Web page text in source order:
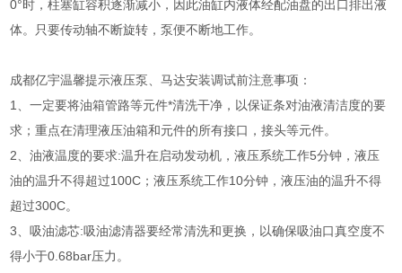
0°时，柱塞缸容积逐渐减小，因此油缸内液体经配油盘的出口排出液
体。只要传动轴不断旋转，泵便不断地工作。
成都亿宇温馨提示液压泵、马达安装调试前注意事项：
1、一定要将油箱管路等元件*清洗干净，以保证条对油液清洁度的要
求；重点在清理液压油箱和元件的所有接口，接头等元件。
2、油液温度的要求:温升在启动发动机，液压系统工作5分钟，液压
油的温升不得超过100C；液压系统工作10分钟，液压油的温升不得
超过300C。
3、吸油滤芯:吸油滤清器要经常清洗和更换，以确保吸油口真空度不
得小于0.68bar压力。